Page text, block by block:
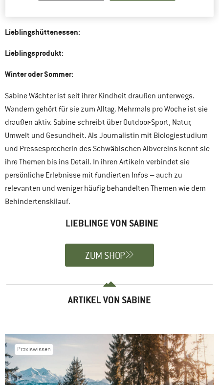
Lieblingshüttenessen:
Lieblingsprodukt:
Winter oder Sommer:
Sabine Wächter ist seit ihrer Kindheit draußen unterwegs.
Wandern gehört für sie zum Alltag. Mehrmals pro Woche ist sie
draußen aktiv. Sabine schreibt über Outdoor-Sport, Natur,
Umwelt und Gesundheit. Als Journalistin mit Biologiestudium
und Pressesprecherin des Schwäbischen Albvereins kennt sie
ihre Themen bis ins Detail. In ihren Artikeln verbindet sie
persönliche Erlebnisse mit fundierten Infos – auch zu
relevanten und weniger häufig behandelten Themen wie dem
Behindertenskilauf.
LIEBLINGE VON SABINE
ZUM SHOP
ARTIKEL VON SABINE
Praxiswissen